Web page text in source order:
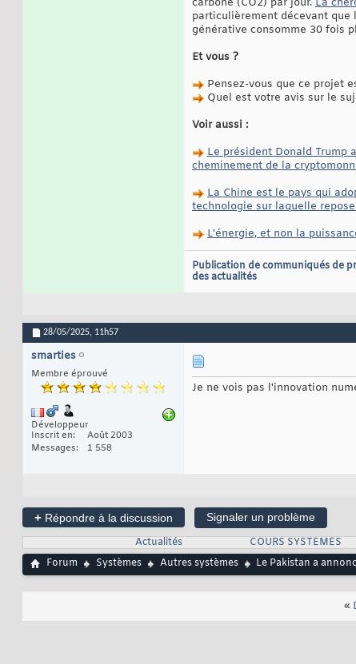
carbone (CO2) par jour. La
particulièrement décevant
générative consomme 30 fois
Et vous ?
Pensez-vous que ce projet
Quel est votre avis sur le
Voir aussi :
Le président Donald Trump
cheminement de la
La Chine est le pays qui
technologie sur laquelle repose
L'énergie, et non la
Publication de communiqués de
des actualités
28/05/2025, 11h57
smarties
Membre éprouvé
Développeur
Inscrit en
Août 2003
Messages
1 558
Je ne vois pas l'innovation
+ Répondre à la discussion
Signaler un problème
Actualités
COURS SYSTEMES
Forum
Systèmes Autres systèmes Le Pakistan a
«